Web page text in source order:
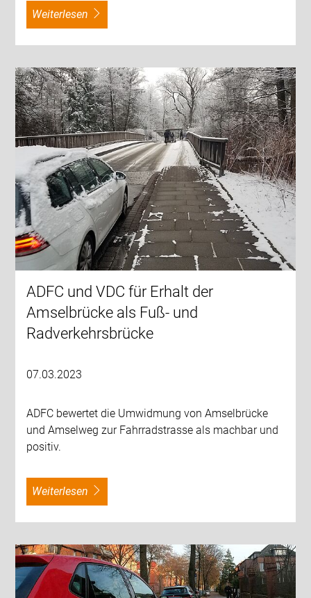
weiterlesen
ADFC und VDC für Erhalt der
Amselbrücke als Fuß- und
Radverkehrsbrücke
07.03.2023
ADFC bewertet die Umwidmung von Amselbrücke
und Amselweg zur Fahrradstrasse als machbar und
positiv.
weiterlesen